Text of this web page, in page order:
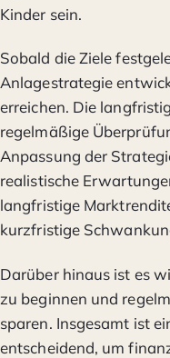
Kinder sein.
Sobald die Ziele
Anlagestrategie
erreichen. Die
regelmäßige
Anpassung der
realistische
langfristige
kurzfristige
Darüber hinaus ist es
zu beginnen und
sparen. Insgesamt ist
entscheidend, um